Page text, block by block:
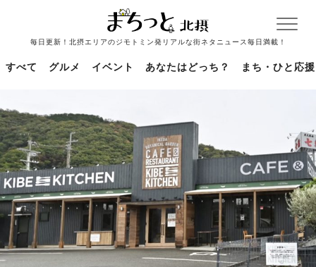
毎日更新！北摂エリアのジモトミン発リアルな街ネタニュース毎日満載！
すべて グルメ イベント あなたはどっち？ まち・ひと応援